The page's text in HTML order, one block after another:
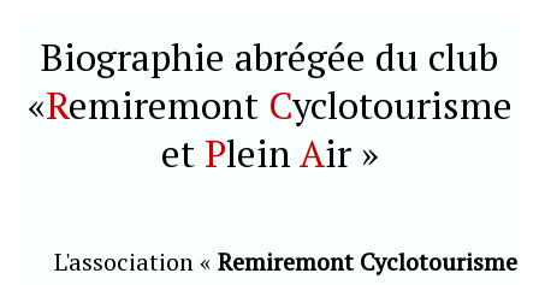
Adhésion
Biographie abrégée du club
«Remiremont Cyclotourisme
et PleinAir »
L'association « Remiremont Cyclotourisme